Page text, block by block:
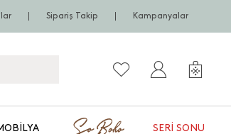
Sipariş Takip Kampanyalar
SERI SONU